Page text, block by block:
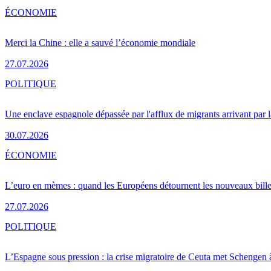
Merci la Chine : elle a sauvé l’économie mondiale
27.07.2026
ÉCONOMIE
Une enclave espagnole dépassée par l'afflux de migrants arrivant par
30.07.2026
POLITIQUE
L’euro en mèmes : quand les Européens détournent les nouveaux
27.07.2026
ÉCONOMIE
L’Espagne sous pression : la crise migratoire de Ceuta met Schengen
POLITIQUE